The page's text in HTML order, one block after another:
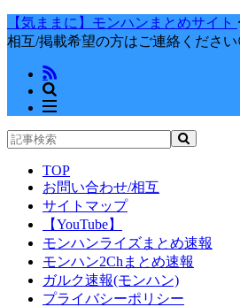
【気ままに】モンハンまとめサイト
相互/掲載希望の方はご連絡ください
TOP
お問い合わせ/相互
サイトマップ
【YouTube】
モンハンライズまとめ速報
モンハン2Chまとめ速報
ガルク速報(モンハン)
プライバシーポリシー